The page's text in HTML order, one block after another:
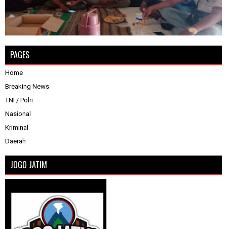
PAGES
Home
Breaking News
TNI / Polri
Nasional
Kriminal
Daerah
JOGO JATIM